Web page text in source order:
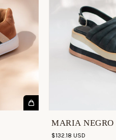
MARIA NEGRO
$132.18 USD